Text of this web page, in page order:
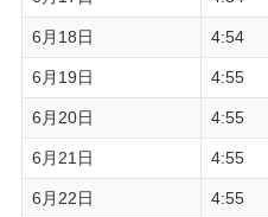
6月18日 4:54
6月19日 4:55
6月20日 4:55
6月21日 4:55
6月22日 4:55